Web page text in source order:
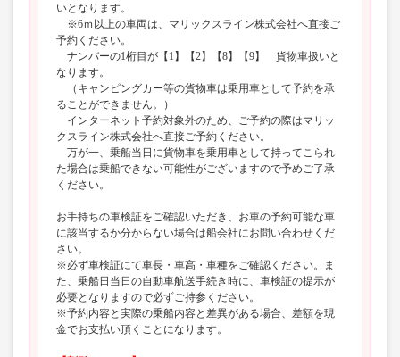
いとなります。
※6ｍ以上の車両は、マリックスライン株式会社へ直接ご
予約ください。
ナンバーの1桁目が【1】【2】【8】【9】 貨物車扱いと
なります。
（キャンピングカー等の貨物車は乗用車として予約を承
ることができません。）
インターネット予約対象外のため、ご予約の際はマリッ
クスライン株式会社へ直接ご予約ください。
万が一、乗船当日に貨物車を乗用車として持ってこられ
た場合は乗船できない可能性がございますので予めご了承
ください。
お手持ちの車検証をご確認いただき、お車の予約可能な車
に該当するか分からない場合は船会社にお問い合わせくだ
さい。
※必ず車検証にて車長・車高・車種をご確認ください。ま
た、乗船日当日の自動車航送手続き時に、車検証の提示が
必要となりますので必ずご持参ください。
※予約内容と実際の乗船内容と差異がある場合、差額を現
金でお支払い頂くことになります。